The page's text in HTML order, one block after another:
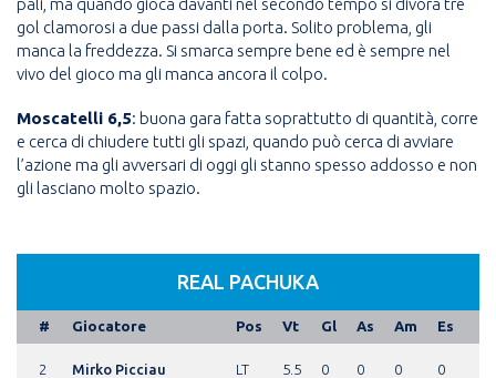
pali, ma quando gioca davanti nel secondo tempo si divora tre
gol clamorosi a due passi dalla porta. Solito problema, gli
manca la freddezza. Si smarca sempre bene ed è sempre nel
vivo del gioco ma gli manca ancora il colpo.
Moscatelli 6,5: buona gara fatta soprattutto di quantità, corre
e cerca di chiudere tutti gli spazi, quando può cerca di avviare
l’azione ma gli avversari di oggi gli stanno spesso addosso e non
gli lasciano molto spazio.
REAL PACHUKA
# Giocatore Pos Vt Gl As Am Es
2 Mirko Picciau LT 5.5 0 0 0 0